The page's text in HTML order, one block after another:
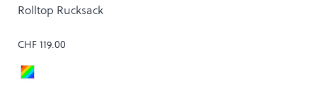
Rolltop Rucksack
CHF 119.00
Colour
MATRIX